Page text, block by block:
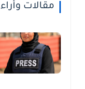
مقالات وأراء